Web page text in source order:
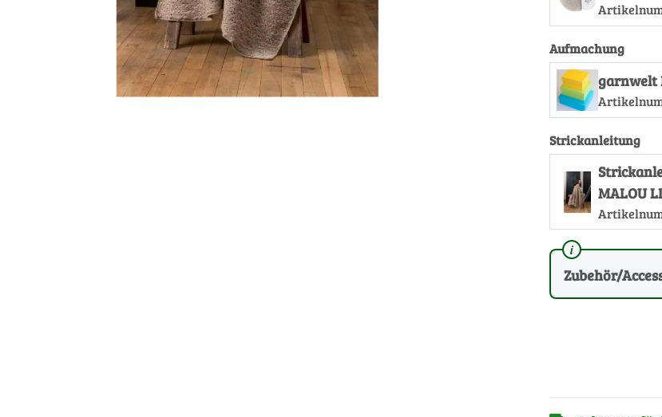
Aufmachung
garnwelt
Strickanleitung
MALOU
Zubehör/